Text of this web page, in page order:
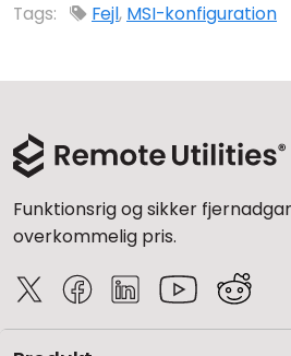
Tags: Fejl, MSI-konfiguration
Funktionsrig og sikker
overkommelig pris.